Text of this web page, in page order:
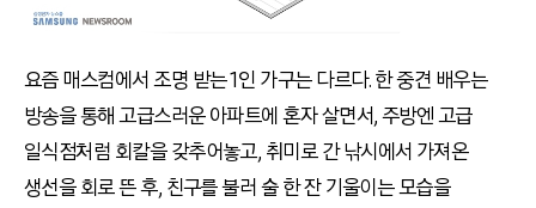
요즘 매스컴에서 조명 받는 1인 가구는 다르다. 한 중견 배우는
방송을 통해 고급스러운 아파트에 혼자 살면서, 주방엔 고급
일식점처럼 회칼을 갖추어놓고, 취미로 간 낚시에서 가져온
생선을 회로 뜬 후, 친구를 불러 술 한 잔 기울이는 모습을